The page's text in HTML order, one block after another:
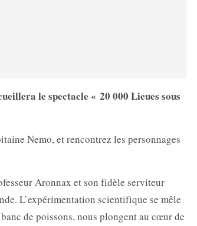
le spectacle « 20 000 Lieues sous
Nemo, et rencontrez les personnages
Aronnax et son fidèle serviteur
L’expérimentation scientifique se mêle
de poissons, nous plongent au cœur de